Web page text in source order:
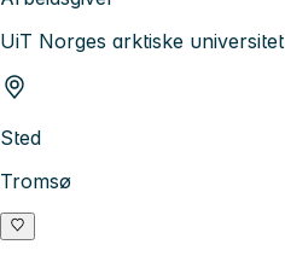
UiT Norges arktiske universitet
Sted
Tromsø